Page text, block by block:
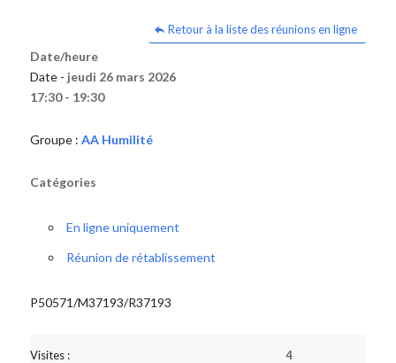
Retour à la liste des réunions en ligne
Date/heure
Date - jeudi 26 mars 2026
17:30 - 19:30
Groupe : AA Humilité
Catégories
En ligne uniquement
Réunion de rétablissement
P50571/M37193/R37193
Visites : 4